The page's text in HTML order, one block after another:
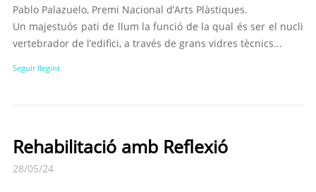
Pablo Palazuelo, Premi Nacional d’Arts Plàstiques.
Un majestuós pati de llum la funció de la qual és ser el nucli
vertebrador de l’edifici, a través de grans vidres tècnics...
Seguir llegint
Rehabilitació amb Reflexió
28/05/24